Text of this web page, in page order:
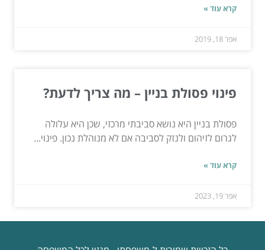
קרא עוד »
אפר 18, 2019
פינוי פסולת בניין – מה צריך לדעת?
פסולת בניין היא נושא סביבתי מרכזי, שכן היא עלולה
לגרום לזיהום ולנזק לסביבה אם לא מנוהלת נכון. פינוי...
קרא עוד »
אפר 19, 2023